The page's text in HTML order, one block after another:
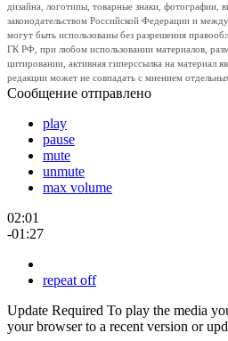
дизайна, логотипы, товарные знаки, фотографии,
законодательством Российской Федерации и
могут быть использованы без разрешения
ГК РФ, при любом использовании материалов,
цитировании, активная гиперссылка на материал
редакции может не совпадать с мнением
Сообщение отправлено
play
pause
mute
unmute
max volume
02:01
-01:27
repeat off
Update Required To play the media
your browser to a recent version or